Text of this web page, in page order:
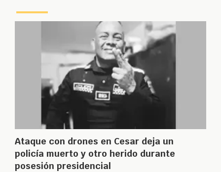
Ataque con drones en Cesar deja un
policía muerto y otro herido durante
posesión presidencial